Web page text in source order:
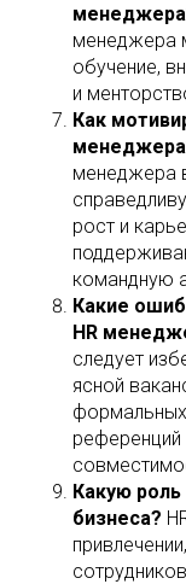
менеджера
обучение,
и
Как
менеджера
рост и
командную
Какие
HR
следует
ясной
формальных
референций
Какую
бизнеса?